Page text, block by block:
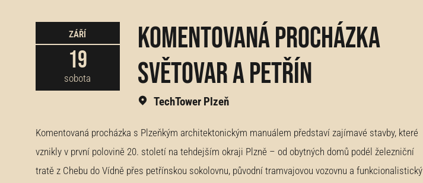
ZÁŘÍ
19
sobota
Komentovaná procházka
Světovar a Petřín
TechTower Plzeň
Komentovaná procházka s Plzeňkým architektonickým manuálem představí zajímavé stavby, které
vznikly v první polovině 20. století na tehdejším okraji Plzně – od obytných domů podél železniční
tratě z Chebu do Vídně přes petřínskou sokolovnu, původní tramvajovou vozovnu a funkcionalistický